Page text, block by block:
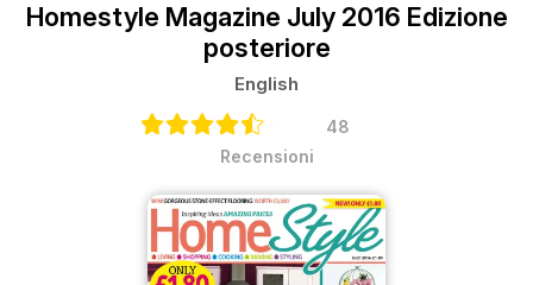
Homestyle Magazine July 2016 Edizione
posteriore
English
48
Recensioni